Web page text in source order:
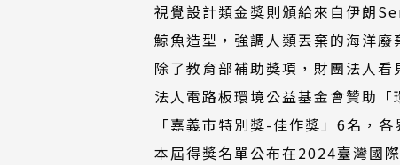
視覺設計類金獎則頒給來自伊
鯨魚造型，強調人類丟棄的海洋
除了教育部補助獎項，財團法人
法人電路板環境公益基金會贊助
「嘉義市特別獎-佳作獎」6名，
本屆得獎名單公布在2024臺灣國